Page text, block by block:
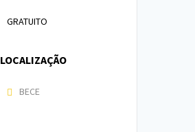
GRATUITO
LOCALIZAÇÃO
BECE